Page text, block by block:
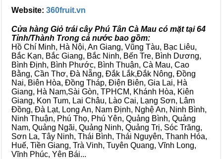
Website: 360fruit.vn
Cửa hàng Giỏ trái cây Phú Tân Cà Mau có mặt tại 64
Tỉnh/Thành Trong cả nước bao gồm:
Hồ Chí Minh, Hà Nội, An Giang, Vũng Tàu, Bạc Liêu,
Bắc Kạn, Bắc Giang, Bắc Ninh, Bến Tre, Bình Dương,
Bình Định, Bình Phước, Bình Thuận, Cà Mau, Cao
Bằng, Cần Thơ, Đà Nẵng, Đắk Lắk,Đắk Nông, Đồng
Nai, Biên Hòa, Đồng Tháp, Điện Biên, Gia Lai, Hà
Giang, Hà Nam,Sài Gòn, TPHCM, Khánh Hòa, Kiên
Giang, Kon Tum, Lai Châu, Lào Cai, Lạng Sơn, Lâm
Đồng, Đà Lạt, Long An, Nam Định, Nghệ An, Ninh Bình,
Ninh Thuận, Phú Thọ, Phú Yên, Quảng Bình, Quảng
Nam, Quảng Ngãi, Quảng Ninh, Quảng Trị, Sóc Trăng,
Sơn La, Tây Ninh, Thái Bình, Thái Nguyên, Thanh Hóa,
Huế, Tiền Giang, Trà Vinh, Tuyên Quang, Vĩnh Long,
Vĩnh Phúc, Yên Bái...